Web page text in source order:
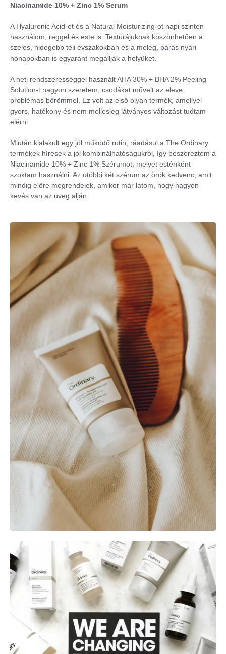
Niacinamide 10% + Zinc 1% Serum
A Hyaluronic Acid-et és a Natural Moisturizing-ot napi szinten
használom, reggel és este is. Textúrájuknak köszönhetően a
szeles, hidegebb téli évszakokban és a meleg, párás nyári
hónapokban is egyaránt megállják a helyüket.
A heti rendszerességgel használt AHA 30% + BHA 2% Peeling
Solution-t nagyon szeretem, csodákat művelt az eleve
problémás bőrömmel. Ez volt az első olyan termék, amellyel
gyors, hatékony és nem mellesleg látványos változást tudtam
elérni.
Miután kialakult egy jól működő rutin, ráadásul a The Ordinary
termékek híresek a jól kombinálhatóságukról, így beszereztem a
Niacinamide 10% + Zinc 1% Szérumot, melyet esténként
szoktam használni. Az utóbbi két szérum az örök kedvenc, amit
mindig előre megrendelek, amikor már látom, hogy nagyon
kevés van az üveg alján.